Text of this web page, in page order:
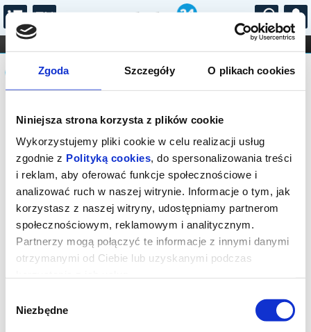
Zgoda Szczegóły O plikach cookies
Niniejsza strona korzysta z plików cookie
Wykorzystujemy pliki cookie w celu realizacji usług
zgodnie z Polityką cookies, do spersonalizowania treści
i reklam, aby oferować funkcje społecznościowe i
analizować ruch w naszej witrynie. Informacje o tym, jak
korzystasz z naszej witryny, udostępniamy partnerom
społecznościowym, reklamowym i analitycznym.
Partnerzy mogą połączyć te informacje z innymi danymi
otrzymanymi od Ciebie lub uzyskanymi podczas
zgody
Niezbędne
...
FILHARMONIA OPERA I BALET
STAND-UP
DLA DZIECI
Komunikat
Sprzedaż biletów on-line na wydarzenie
została zakończona.